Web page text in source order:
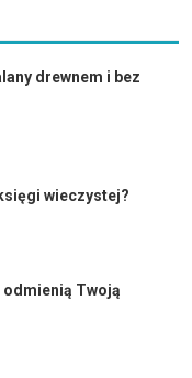
drewnem i bez
wieczystej?
odmienią Twoją